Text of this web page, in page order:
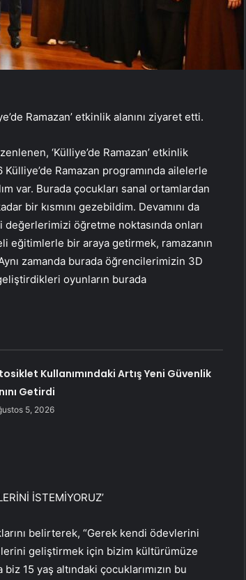
Ramazan’ etkinlik alanını ziyaret etti.
‘Külliye’de Ramazan’ etkinlik
Ramazan programında ailelerle
var. Burada çocukları sanal ortamlardan
bir kısmını gezebildim. Devamını da
öğretme noktasında onları
eğitimlerle bir araya getirmek, ramazanın
zamanda burada öğrencilerimizin 3D
oyunların burada
Kullanımındaki Artış Yeni Güvenlik
Getirdi
5, 2026
İSTEMİYORUZ’
belirterek, “Gerek kendi ödevlerini
geliştirmek için bizim kültürümüze
15 yaş altındaki çocuklarımızın bu